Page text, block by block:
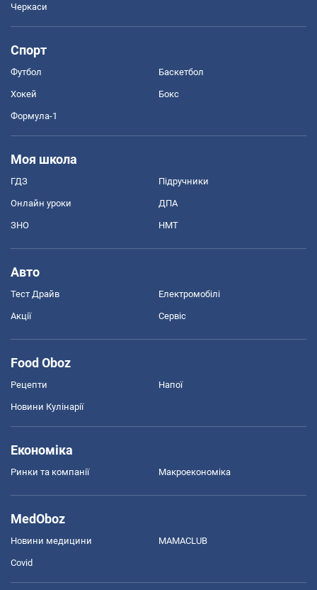
Черкаси
Спорт
Футбол Баскетбол
Хокей Бокс
Формула-1
Моя школа
ГДЗ Підручники
Онлайн уроки ДПА
ЗНО НМТ
Авто
Тест Драйв Електромобілі
Акції Сервіс
Food Oboz
Рецепти Напої
Новини Кулінарії
Економіка
Ринки та компанії Макроекономіка
MedOboz
Новини медицини MAMACLUB
Covid